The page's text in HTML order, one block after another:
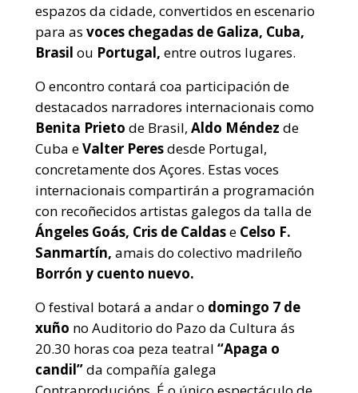
espazos da cidade, convertidos en escenario
para as voces chegadas de Galiza, Cuba,
Brasil ou Portugal, entre outros lugares.
O encontro contará coa participación de
destacados narradores internacionais como
Benita Prieto de Brasil, Aldo Méndez de
Cuba eValter Peresdesde Portugal,
concretamente dos Açores. Estas voces
internacionais compartirán a programación
con recoñecidos artistas galegos da talla de
Ángeles Goás, Cris de Caldase Celso F.
Sanmartín, amais do colectivo madrileño
Borrón y cuento nuevo.
O festival botará a andar o domingo 7 de
xuño no Auditorio do Pazo da Cultura ás
20.30 horas coa peza teatral “Apaga o
candil”da compañía galega